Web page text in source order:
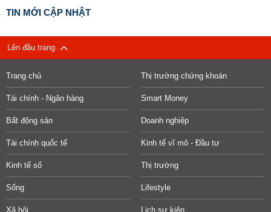
TIN MỚI CẬP NHẬT
Lên đầu trang
Trang chủ Thị trường chứng khoán
Tài chính - Ngân hàng Smart Money
Bất động sản Doanh nghiệp
Tài chính quốc tế Kinh tế vĩ mô - Đầu tư
Kinh tế số Thị trường
Sống Lifestyle
Xã hội Lịch sự kiện